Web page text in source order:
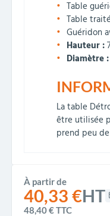
À partir de
40,33 €HT
48,40 €TTC
Table
Table
Guéridon
Hauteur :
Diamètre :
La table
être utilisée
prend peu